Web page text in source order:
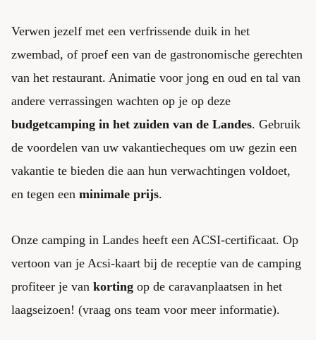
Verwen jezelf met een verfrissende duik in het
zwembad, of proef een van de gastronomische gerechten
van het restaurant. Animatie voor jong en oud en tal van
andere verrassingen wachten op je op deze
budgetcamping in het zuiden van de Landes. Gebruik
de voordelen van uw vakantiecheques om uw gezin een
vakantie te bieden die aan hun verwachtingen voldoet,
en tegen een minimale prijs.
Onze camping in Landes heeft een ACSI-certificaat. Op
vertoon van je Acsi-kaart bij de receptie van de camping
profiteer je van korting op de caravanplaatsen in het
laagseizoen! (vraag ons team voor meer informatie).